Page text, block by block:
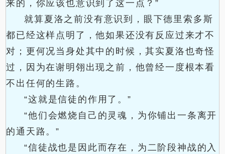
来的，你应该也意识到了这一点？”
就算夏洛之前没有意识到，眼下德里索多斯
都已经这样点明了，他如果还没有反应过来才不
对；更何况当身处其中的时候，其实夏洛也奇怪
过，因为在谢明翎出现之前，他曾经一度根本看
不出任何的生路。
“这就是信徒的作用了。”
“他们会燃烧自己的灵魂，为你铺出一条离开
的通天路。”
“信徒战也是因此而存在，为二阶段神战的入